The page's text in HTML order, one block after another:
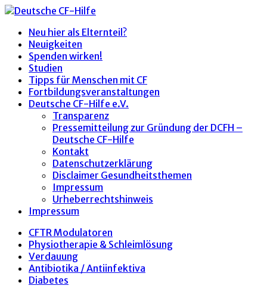
Neu hier als Elternteil?
Neuigkeiten
Spenden wirken!
Studien
Tipps für Menschen mit CF
Fortbildungsveranstaltungen
Deutsche CF-Hilfe e.V.
Transparenz
Pressemitteilung zur Gründung der DCFH –
Deutsche CF-Hilfe
Kontakt
Datenschutzerklärung
Disclaimer Gesundheitsthemen
Impressum
Urheberrechtshinweis
Impressum
CFTR Modulatoren
Physiotherapie & Schleimlösung
Verdauung
Antibiotika / Antiinfektiva
Diabetes